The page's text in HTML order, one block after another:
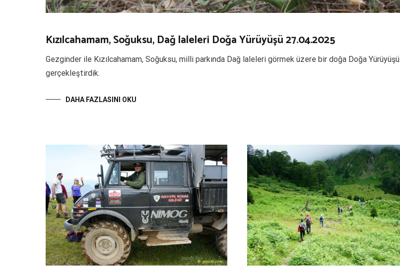
Kızılcahamam, Soğuksu, Dağ laleleri Doğa Yürüyüşü 27.04.2025
Gezginder ile Kızılcahamam, Soğuksu, milli parkında Dağ laleleri görmek üzere bir doğa Doğa Yürüyüşü
gerçekleştirdik.
DAHA FAZLASINI OKU